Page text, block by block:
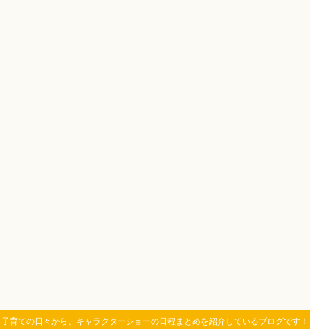
子育ての日々から、キャラクターショーの日程まとめを紹介しているブログです！